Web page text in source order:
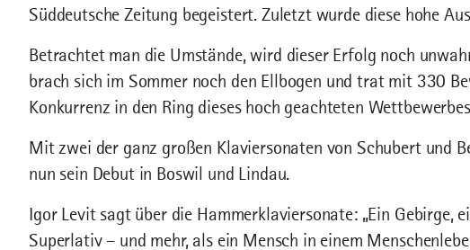
Süddeutsche Zeitung begeistert. Zuletzt wurde diese hohe
Betrachtet man die Umstände, wird dieser Erfolg noch
brach sich im Sommer noch den Ellbogen und trat mit 330
Konkurrenz in den Ring dieses hoch geachteten
Mit zwei der ganz großen Klaviersonaten von Schubert und
nun sein Debut in Boswil und Lindau.
Igor Levit sagt über die Hammerklaviersonate: „Ein Gebirge,
Superlativ – und mehr, als ein Mensch in einem